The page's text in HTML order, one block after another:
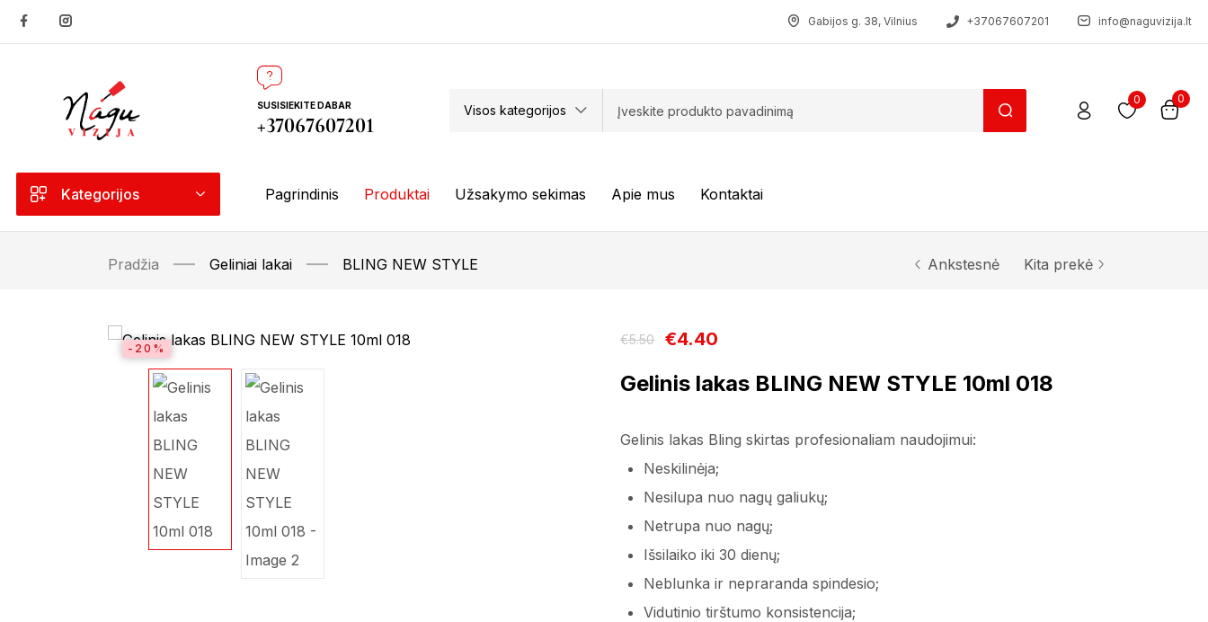
Gabijos g. 38, Vilnius +37067607201 info@naguvizija.lt
SUSISIEKITE DABAR
+37067607201
Visos kategorijos
0 0
Kategorijos Pagrindinis Produktai Užsakymo sekimas Apie mus Kontaktai
Pradžia Geliniai lakai BLING NEW STYLE Ankstesnė Kita prekė
-20%
€5.50 €4.40
Gelinis lakas BLING NEW STYLE 10ml 018
Gelinis lakas Bling skirtas profesionaliam naudojimui:
Neskilinėja;
Nesilupa nuo nagų galiukų;
Netrupa nuo nagų;
Išsilaiko iki 30 dienų;
Neblunka ir nepraranda spindesio;
Vidutinio tirštumo konsistencija;